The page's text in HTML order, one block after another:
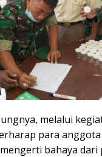
melalui
para
bahaya